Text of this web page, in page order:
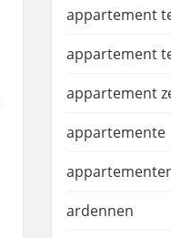
appartement
appartement
appartement
appartemente
ardennen